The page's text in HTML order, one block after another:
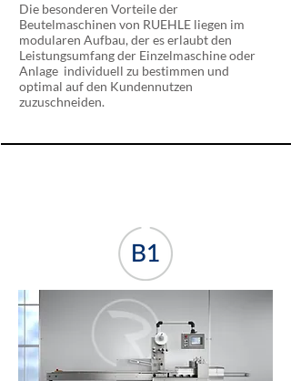
Die besonderen Vorteile der
Beutelmaschinen von RUEHLE liegen im
modularen Aufbau, der es erlaubt den
Leistungsumfang der Einzelmaschine oder
Anlage individuell zu bestimmen und
optimal auf den Kundennutzen
zuzuschneiden.